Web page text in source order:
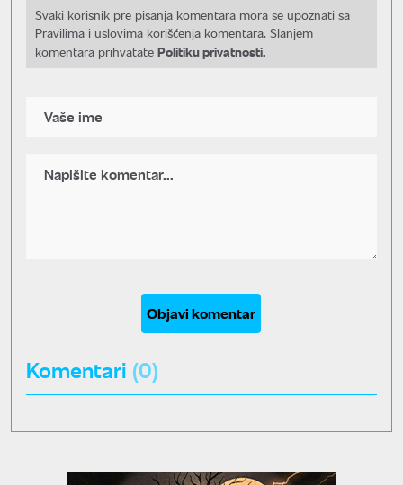
Svaki korisnik pre pisanja komentara mora se upoznati sa
Pravilima i uslovima korišćenja komentara. Slanjem
komentara prihvatate Politiku privatnosti.
Objavi komentar
Komentari (0)